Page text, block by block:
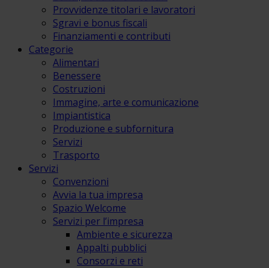
Provvidenze titolari e lavoratori
Sgravi e bonus fiscali
Finanziamenti e contributi
Categorie
Alimentari
Benessere
Costruzioni
Immagine, arte e comunicazione
Impiantistica
Produzione e subfornitura
Servizi
Trasporto
Servizi
Convenzioni
Avvia la tua impresa
Spazio Welcome
Servizi per l’impresa
Ambiente e sicurezza
Appalti pubblici
Consorzi e reti